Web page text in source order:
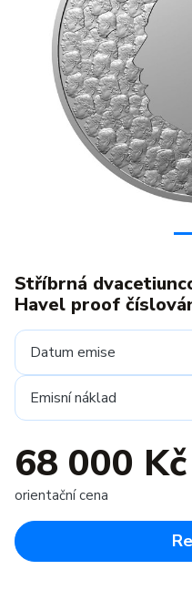
Previous
Stříbrná
Havel proof
Datum emise
Emisní náklad
68 000 Kč
orientační cena